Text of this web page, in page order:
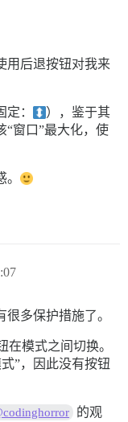
用后退按钮对我来
：
），鉴于其
“窗口”最大化，使
多保护措施了。
在模式之间切换。
”，因此没有按钮
的观